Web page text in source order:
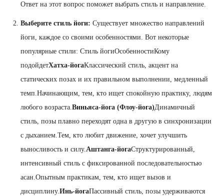
Ответ на этот вопрос поможет выбрать стиль и направление.
Выберите стиль йоги: Существует множество направлений
йоги, каждое со своими особенностями. Вот некоторые
популярные стили: Стиль йогиОсобенностиКому
подойдетХатха-йогаКлассический стиль, акцент на
статических позах и их правильном выполнении, медленный
темп.Начинающим, тем, кто ищет спокойную практику, людям
любого возраста.Виньяса-йога (Флоу-йога)Динамичный
стиль, позы плавно переходят одна в другую в синхронизации
с дыханием.Тем, кто любит движение, хочет улучшить
выносливость и силу.Аштанга-йогаСтруктурированный,
интенсивный стиль с фиксированной последовательностью
асан.Опытным практикам, тем, кто ищет вызов и
дисциплину.Инь-йогаПассивный стиль, позы удерживаются